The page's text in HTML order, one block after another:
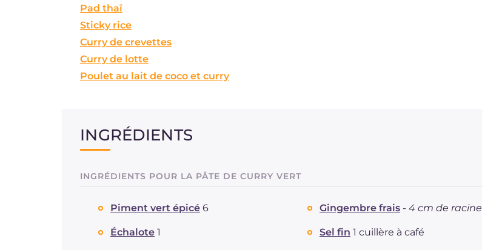
Pad thaï
Sticky rice
Curry de crevettes
Curry de lotte
Poulet au lait de coco et curry
INGRÉDIENTS
INGRÉDIENTS POUR LA PÂTE DE CURRY VERT
Piment vert épicé 6 Gingembre frais - 4 cm de racine
Échalote 1 Sel fin 1 cuillère à café